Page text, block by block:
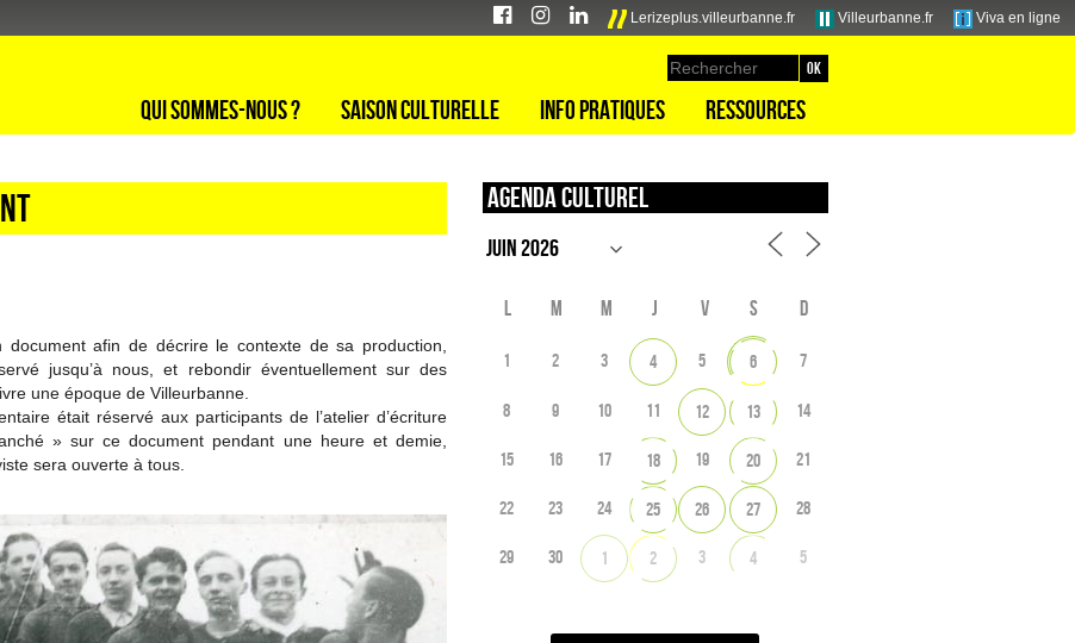
Lerizeplus.villeurbanne.fr Villeurbanne.fr Viva en ligne
Qui sommes-nous ? Saison culturelle Info pratiques Ressources
document afin de décrire le contexte de sa production,
jusqu’à nous, et rebondir éventuellement sur des
une époque de Villeurbanne.
était réservé aux participants de l’atelier d’écriture
» sur ce document pendant une heure et demie,
sera ouverte à tous.
Agenda culturel
L M M J V S D
1 2 3 4 5 6 7
8 9 10 11 12 13 14
15 16 17 18 19 20 21
22 23 24 25 26 27 28
29 30 1 2 3 4 5